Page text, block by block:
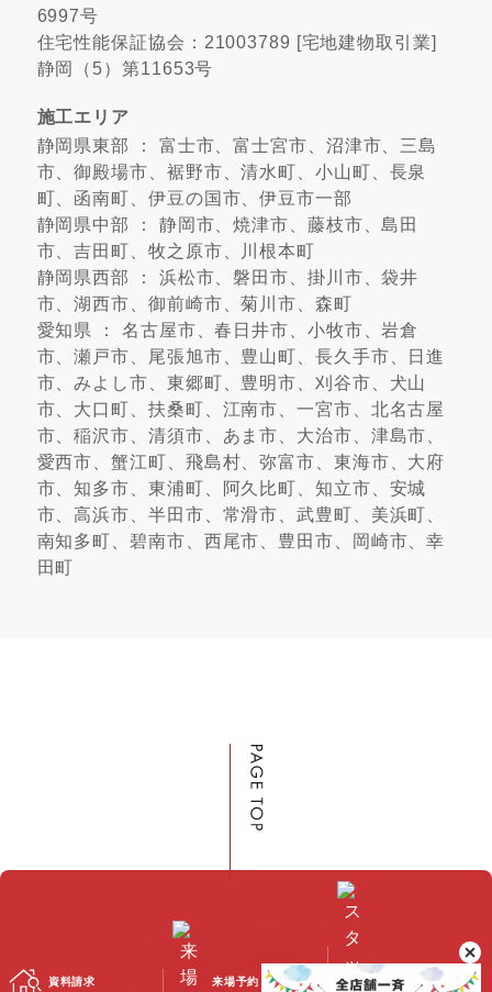
6997号
住宅性能保証協会：21003789 [宅地建物取引業]
静岡（5）第11653号
施工エリア
静岡県東部 ： 富士市、富士宮市、沼津市、三島
市、御殿場市、裾野市、清水町、小山町、長泉
町、函南町、伊豆の国市、伊豆市一部
静岡県中部 ： 静岡市、焼津市、藤枝市、島田
市、吉田町、牧之原市、川根本町
静岡県西部 ： 浜松市、磐田市、掛川市、袋井
市、湖西市、御前崎市、菊川市、森町
愛知県 ： 名古屋市、春日井市、小牧市、岩倉
市、瀬戸市、尾張旭市、豊山町、長久手市、日進
市、みよし市、東郷町、豊明市、刈谷市、犬山
市、大口町、扶桑町、江南市、一宮市、北名古屋
市、稲沢市、清須市、あま市、大治市、津島市、
愛西市、蟹江町、飛島村、弥富市、東海市、大府
市、知多市、東浦町、阿久比町、知立市、安城
市、高浜市、半田市、常滑市、武豊町、美浜町、
南知多町、碧南市、西尾市、豊田市、岡崎市、幸
田町
資料請求 来場予約 スタッフブログ